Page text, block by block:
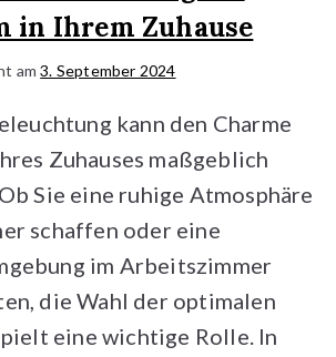
in Ihrem Zuhause
am3. September 2024
kann den Charme
Zuhauses maßgeblich
Sie eine ruhige Atmosphäre
schaffen oder eine
im Arbeitszimmer
die Wahl der optimalen
eine wichtige Rolle. In